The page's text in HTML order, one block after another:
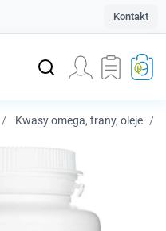
Kontakt
Kwasy omega, trany, oleje